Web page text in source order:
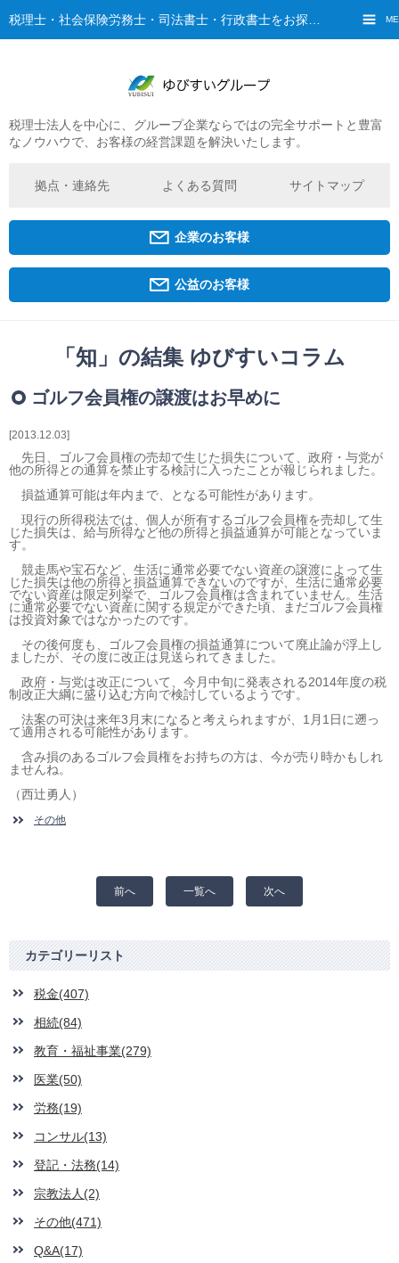
税理士法人を中心に、グループ企業ならではの完全サポートと豊富
なノウハウで、お客様の経営課題を解決いたします。
拠点・連絡先 よくある質問 サイトマップ
企業のお客様
公益のお客様
ご挨拶
グループ概要
ゆびすいのあゆみ
京都オフィス
相続・贈与・事業承継をお考えの方
医業経営者の方
寺院などの宗教法人経営者の方
認定こども園経営者の方
幼稚園・学校法人経営者の方
保育園経営者の方
介護専門チームからのお知らせ
「知」の結集 ゆびすいコラム
2013.12.03
ゴルフ会員権の譲渡はお早めに
先日、ゴルフ会員権の売却で生じた損失について、政府・与党が
他の所得との通算を禁止する検討に入ったことが報じられました。
損益通算可能は年内まで、となる可能性があります。
現行の所得税法では、個人が所有するゴルフ会員権を売却して生
じた損失は、給与所得など他の所得と損益通算が可能となっていま
す。
競走馬や宝石など、生活に通常必要でない資産の譲渡によって生
じた損失は他の所得と損益通算できないのですが、生活に通常必要
でない資産は限定列挙で、ゴルフ会員権は含まれていません。生活
に通常必要でない資産に関する規定ができた頃、まだゴルフ会員権
は投資対象ではなかったのです。
その後何度も、ゴルフ会員権の損益通算について廃止論が浮上し
ましたが、その度に改正は見送られてきました。
政府・与党は改正について、今月中旬に発表される2014年度の税
制改正大綱に盛り込む方向で検討しているようです。
法案の可決は来年3月末になると考えられますが、1月1日に遡っ
て適用される可能性があります。
含み損のあるゴルフ会員権をお持ちの方は、今が売り時かもしれ
ませんね。
（西辻勇人）
その他
前へ 一覧へ 次へ
カテゴリーリスト
税金(407)
相続(84)
教育・福祉事業(279)
医業(50)
労務(19)
コンサル(13)
登記・法務(14)
宗教法人(2)
その他(471)
Q&A(17)